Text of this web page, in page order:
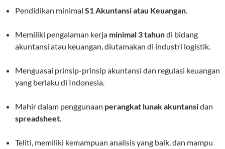
Pendidikan minimal S1 Akuntansi atau Keuangan.
Memiliki pengalaman kerja minimal 3 tahundi bidang
akuntansi atau keuangan, diutamakan di industri logistik.
Menguasai prinsip-prinsip akuntansi dan regulasi keuangan
yang berlaku di Indonesia.
Mahir dalam penggunaan perangkat lunak akuntansidan
spreadsheet.
Teliti, memiliki kemampuan analisis yang baik, dan mampu